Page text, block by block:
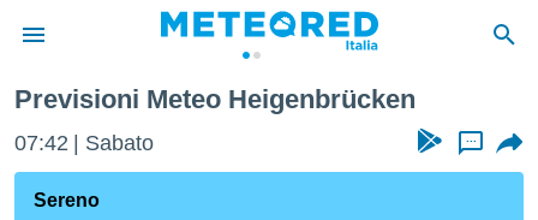
di
Previsioni Meteo Heigenbrücken
07:42 Sabato ...
Sereno